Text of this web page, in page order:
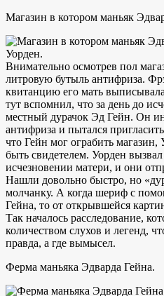
Магазин в котором маньяк
Внимательно осмотрев пол
литровую бутыль антифриза.
квитанцию его мать
тут вспомнил, что за день до
местный дурачок Эд Гейн. Он
антифриза и пытался
что Гейн мог ограбить
быть свидетелем. Уорден
исчезновении матери, и они
Нашли довольно быстро, но
молчанку. А когда шериф с
Гейна, то от открывшейся
Так началось расследование,
количеством слухов и легенд,
правда, а где вымысел.
Ферма маньяка Эдварда Гейна.